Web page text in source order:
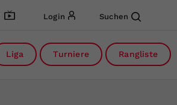
Login Suchen
Liga Turniere Rangliste